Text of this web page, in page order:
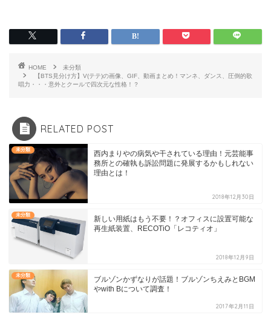
HOME
未分類
【BTS見分け方】V(テテ)の画像、GIF、動画まとめ！マンネ、ダンス、圧倒的歌
唱力・・・意外とクールで四次元な性格！？
RELATED POST
未分類
西内まりやの病気や干されている理由！元芸能事
務所との確執も訴訟問題に発展するかもしれない
理由とは！
2018年12月30日
未分類
新しい用紙はもう不要！？オフィスに設置可能な
再生紙装置、RECOTiO「レコティオ」
2018年12月9日
未分類
ブルゾンかずなりが話題！ブルゾンちえみとBGM
やwith Bについて調査！
2017年2月11日